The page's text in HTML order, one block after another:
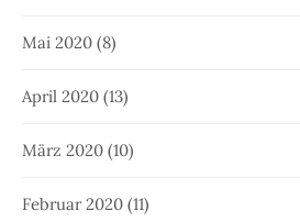
Mai 2020 (8)
April 2020 (13)
März 2020 (10)
Februar 2020 (11)